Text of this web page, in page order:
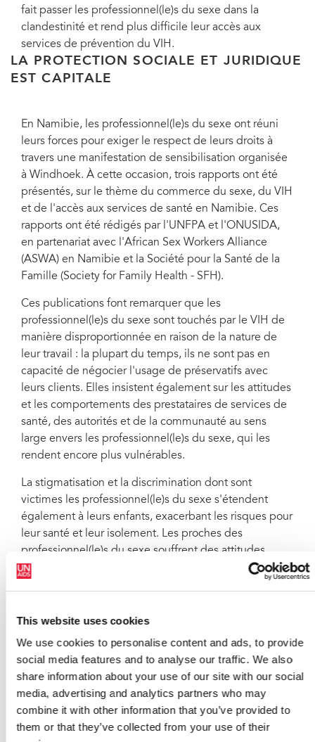
This website uses cookies
We use cookies to personalise content and ads, to provide
social media features and to analyse our traffic. We also
share information about your use of our site with our social
media, advertising and analytics partners who may
combine it with other information that you’ve provided to
them or that they’ve collected from your use of their
fait passer les professionnel(le)s du sexe dans la
clandestinité et rend plus difficile leur accès aux
services de prévention du VIH.
LA PROTECTION SOCIALE ET JURIDIQUE
EST CAPITALE
En Namibie, les professionnel(le)s du sexe ont réuni
leurs forces pour exiger le respect de leurs droits à
travers une manifestation de sensibilisation organisée
à Windhoek. À cette occasion, trois rapports ont été
présentés, sur le thème du commerce du sexe, du VIH
et de l'accès aux services de santé en Namibie. Ces
rapports ont été rédigés par l'UNFPA et l'ONUSIDA,
en partenariat avec l'African Sex Workers Alliance
(ASWA) en Namibie et la Société pour la Santé de la
Famille (Society for Family Health - SFH).
Ces publications font remarquer que les
professionnel(le)s du sexe sont touchés par le VIH de
manière disproportionnée en raison de la nature de
leur travail : la plupart du temps, ils ne sont pas en
capacité de négocier l'usage de préservatifs avec
leurs clients. Elles insistent également sur les attitudes
et les comportements des prestataires de services de
santé, des autorités et de la communauté au sens
large envers les professionnel(le)s du sexe, qui les
rendent encore plus vulnérables.
La stigmatisation et la discrimination dont sont
victimes les professionnel(le)s du sexe s'étendent
également à leurs enfants, exacerbant les risques pour
leur santé et leur isolement. Les proches des
professionnel(le)s du sexe souffrent des attitudes
hostiles de leurs communautés, qui se manifestent
à l'état civil parce qu'ils n'ont pas de pères et ils
risquent de devenir des enfants des rues
Moreen Gaweses, ancienne professionnelle du sexe
« La plupart de nos enfants ne peuvent pas être
inscrits à l'état civil parce qu'ils n'ont pas de pères et